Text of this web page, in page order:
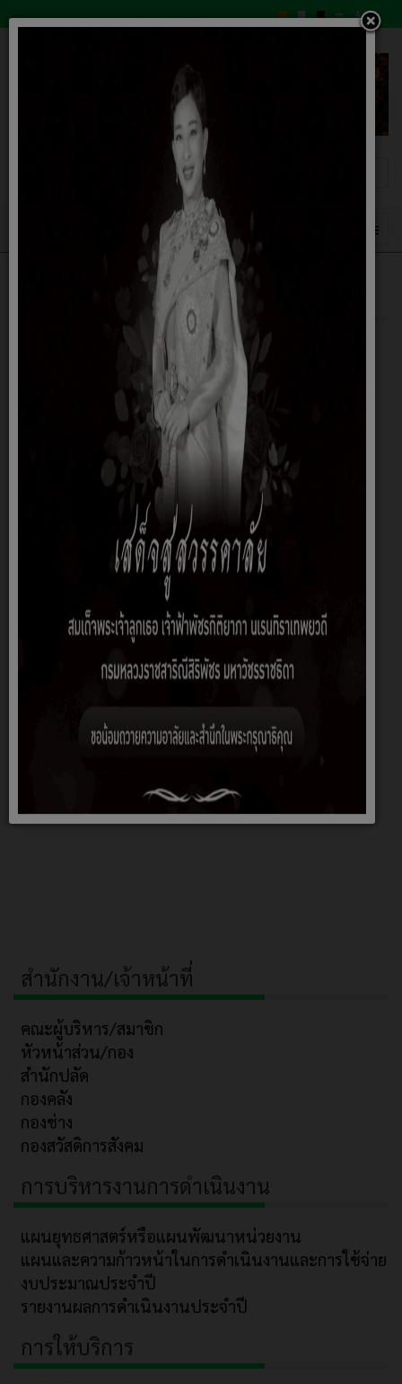
รายงานภูมิปัญญาท้องถิ่น
สำนักงาน/เจ้าหน้าที่
คณะผู้บริหาร/สมาชิก
หัวหน้าส่วน/กอง
สำนักปลัด
กองคลัง
กองช่าง
กองสวัสดิการสังคม
การบริหารงานการดำเนินงาน
แผนยุทธศาสตร์หรือแผนพัฒนาหน่วยงาน
แผนและความก้าวหน้าในการดำเนินงานและการใช้จ่าย
งบประมาณประจำปี
รายงานผลการดำเนินงานประจำปี
การให้บริการ